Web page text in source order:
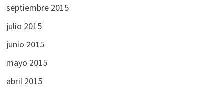
septiembre 2015
julio 2015
junio 2015
mayo 2015
abril 2015